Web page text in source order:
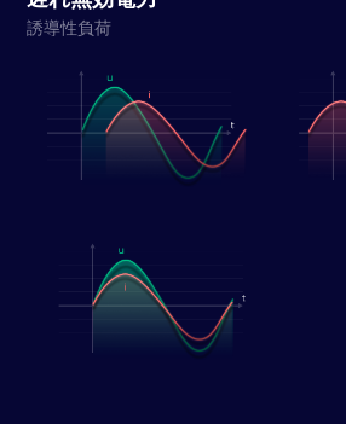
誘導性負荷